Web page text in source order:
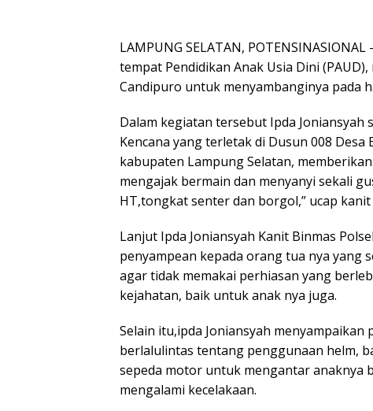
LAMPUNG SELATAN,
tempat Pendidikan Anak Usia Dini
Candipuro untuk menyambanginya pada
Dalam kegiatan tersebut Ipda Joniansyah
Kencana yang terletak di Dusun 008
kabupaten Lampung Selatan,
mengajak bermain dan menyanyi sekali
HT,tongkat senter dan borgol,” ucap
Lanjut Ipda Joniansyah Kanit Binmas
penyampean kepada orang tua nya yang
agar tidak memakai perhiasan yang
kejahatan, baik untuk anak nya juga.
Selain itu,ipda Joniansyah
berlalulintas tentang penggunaan helm,
sepeda motor untuk mengantar anaknya
mengalami kecelakaan.